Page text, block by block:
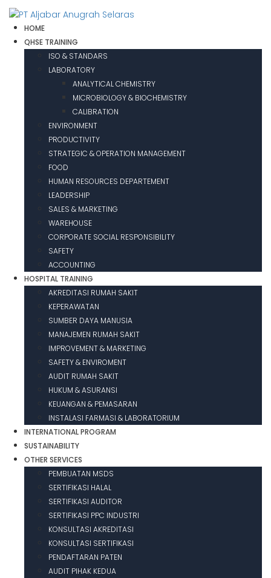
HOME
QHSE TRAINING
ISO & STANDARS
LABORATORY
ANALYTICAL CHEMISTRY
MICROBIOLOGY & BIOCHEMISTRY
CALIBRATION
ENVIRONMENT
PRODUCTIVITY
STRATEGIC & OPERATION MANAGEMENT
FOOD
HUMAN RESOURCES DEPARTEMENT
LEADERSHIP
SALES & MARKETING
WAREHOUSE
CORPORATE SOCIAL RESPONSIBILITY
SAFETY
ACCOUNTING
HOSPITAL TRAINING
AKREDITASI RUMAH SAKIT
KEPERAWATAN
SUMBER DAYA MANUSIA
MANAJEMEN RUMAH SAKIT
IMPROVEMENT & MARKETING
SAFETY & ENVIROMENT
AUDIT RUMAH SAKIT
HUKUM & ASURANSI
KEUANGAN & PEMASARAN
INSTALASI FARMASI & LABORATORIUM
INTERNATIONAL PROGRAM
SUSTAINABILITY
OTHER SERVICES
PEMBUATAN MSDS
SERTIFIKASI HALAL
SERTIFIKASI AUDITOR
SERTIFIKASI PPC INDUSTRI
KONSULTASI AKREDITASI
KONSULTASI SERTIFIKASI
PENDAFTARAN PATEN
AUDIT PIHAK KEDUA